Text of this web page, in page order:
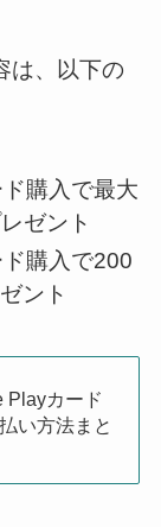
は、以下の
購入で最大
ゼント
購入で200
ント
Playカード
い方法まと